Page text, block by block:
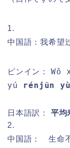
1.
中国語：我希望
ピンイン： Wǒ
yú rénjūn
日本語訳： 平均
2.
中国語： 生命